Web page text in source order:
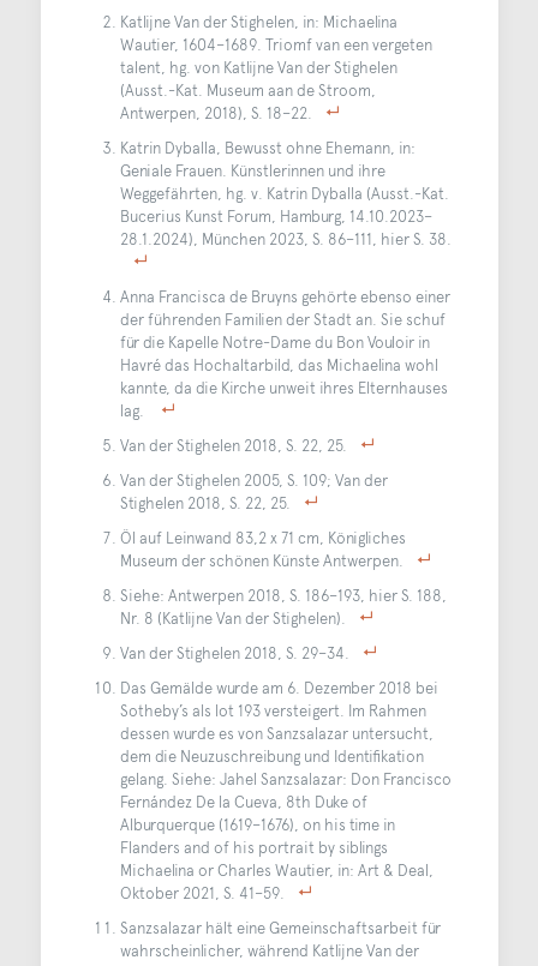
Katlijne Van der Stighelen, in: Michaelina
Wautier, 1604–1689. Triomf van een vergeten
talent, hg. von Katlijne Van der Stighelen
(Ausst.-Kat. Museum aan de Stroom,
Antwerpen, 2018), S. 18–22.
Katrin Dyballa, Bewusst ohne Ehemann, in:
Geniale Frauen. Künstlerinnen und ihre
Weggefährten, hg. v. Katrin Dyballa (Ausst.-Kat.
Bucerius Kunst Forum, Hamburg, 14.10.2023–
28.1.2024), München 2023, S. 86–111, hier S. 38.
Anna Francisca de Bruyns gehörte ebenso einer
der führenden Familien der Stadt an. Sie schuf
für die Kapelle Notre-Dame du Bon Vouloir in
Havré das Hochaltarbild, das Michaelina wohl
kannte, da die Kirche unweit ihres Elternhauses
lag.
Van der Stighelen 2018, S. 22, 25.
Van der Stighelen 2005, S. 109; Van der
Stighelen 2018, S. 22, 25.
Öl auf Leinwand 83,2 x 71 cm, Königliches
Museum der schönen Künste Antwerpen.
Siehe: Antwerpen 2018, S. 186–193, hier S. 188,
Nr. 8 (Katlijne Van der Stighelen).
Van der Stighelen 2018, S. 29–34.
Das Gemälde wurde am 6. Dezember 2018 bei
Sotheby’s als lot 193 versteigert. Im Rahmen
dessen wurde es von Sanzsalazar untersucht,
dem die Neuzuschreibung und Identifikation
gelang. Siehe: Jahel Sanzsalazar: Don Francisco
Fernández De la Cueva, 8th Duke of
Alburquerque (1619–1676), on his time in
Flanders and of his portrait by siblings
Michaelina or Charles Wautier, in: Art & Deal,
Oktober 2021, S. 41–59.
Sanzsalazar hält eine Gemeinschaftsarbeit für
wahrscheinlicher, während Katlijne Van der